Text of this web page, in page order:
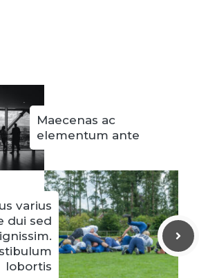
Maecenas ac
elementum ante
varius
dui sed
lobortis